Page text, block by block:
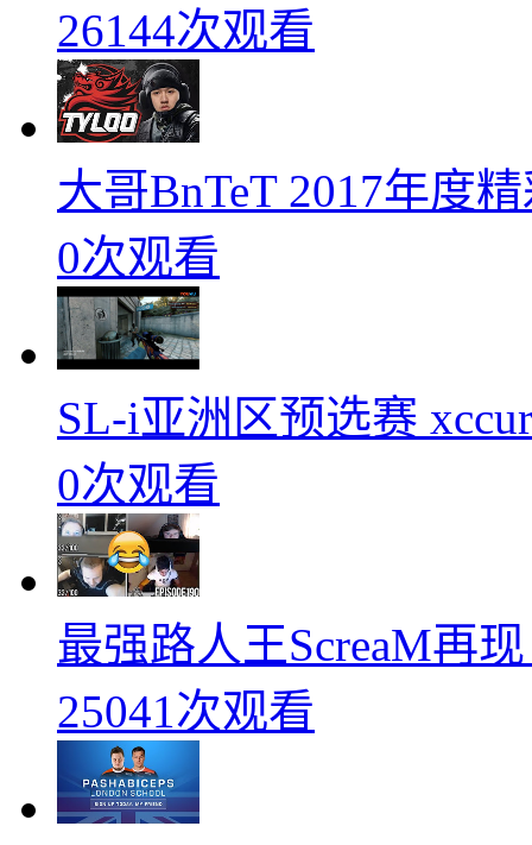
26144次观看
大哥BnTeT 2017年度
0次观看
SL-i亚洲区预选赛
0次观看
最强路人王ScreaM再
25041次观看